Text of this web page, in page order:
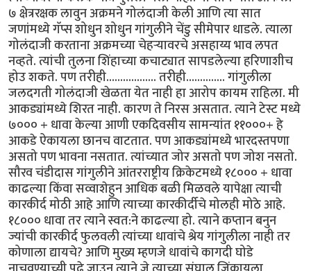
७ क्षेत्ररक्षक लावुन अक्रमने गोलंदाजी केली आणि त्या सात
जणांमध्ये गॅप्स शोधुन शोधुन गांगुलीने चेंडु सीमेपार धाडले. त्याला
गोलंदाजी करताना अक्रमच्या चेहर्‍यावरचे असहाय्य भाव लपत
नव्हते. त्यांची तुलना शिंहाच्या कचाट्यात सापडलेल्या हरिणाशीच
होउ शकते. पण तरीही.................. तरीही.............. गांगुलीला
जलदगती गोलंदाजी खेळता येत नाही हा आरोप कायम राहिला. मी
आकड्यांमध्ये शिरत नाही. कारण ते निरस असतात. त्याने टेस्ट मध्ये
७००० + धावा केल्या आणी एकदिवसीय सामन्यांत ११०००+ हे
आकडे ऐकायला छानच वाटतात. पण आकड्यांमध्ये भारदस्तपणा
असतो पण भावना नसतात. त्यांच्यात जोर असतो पण जोश नसतो.
सौरव चंडीदास गांगुलीने आंतरराष्ट्रीय क्रिकेटमध्ये १८००० + धावा
काढल्या किंवा सव्वाशेहुन आधिक बळी मिळवले यापेक्षा त्याची
कारकीर्द मोठी आहे आणि त्याच्या कारकीर्दीचे मोलही मोठे आहे.
१८००० धावा तर त्याने स्वत:ने काढल्या हो. त्याने कप्तान बनुन
ज्यांची कारकीर्द फुलवली त्यांच्या धावांचे श्रेय गांगुलीला नाही तर
कोणाला द्यायचे? आणि मुख्य म्हणजे धावांचे कागदी घोडे